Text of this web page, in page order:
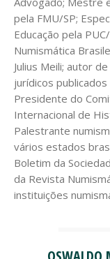
pela FMU/SP;
Educação pela
Numismática
Julius Meili; autor
jurídicos
Presidente do
Internacional de
Palestrante
vários estados
Boletim da
da Revista
instituições